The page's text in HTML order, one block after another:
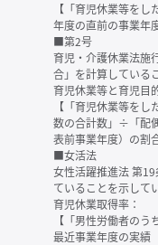
【「育児休業等を
年度の直前の事業年
■第2号
育児・介護休業法施
合」を計算している
育児休業等と育児目
【「育児休業等を
数の合計数」÷「配
表前事業年度）の割
■女活法
女性活躍推進法 第
ていることを示して
育児休業取得率：
【「男性労働者の
最近事業年度の実績